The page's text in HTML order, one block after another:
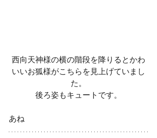
西向天神様の横の階段を降りるとかわ
いいお狐様がこちらを見上げていまし
た。
後ろ姿もキュートです。
あね